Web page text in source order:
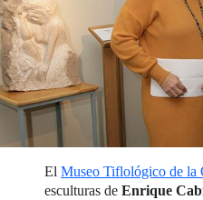
ElMuseo Tiflológico de la
esculturas deEnrique